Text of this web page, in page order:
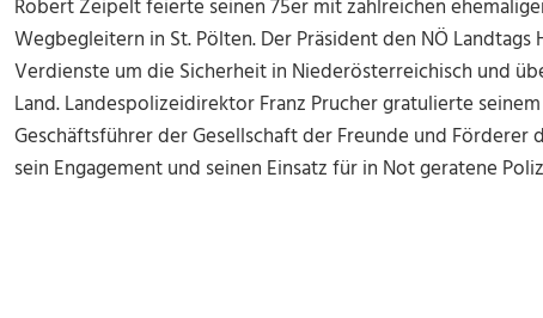
Robert Zeipelt feierte seinen 75er mit zahlreichen
Wegbegleitern in St. Pölten. Der Präsident den NÖ
Verdienste um die Sicherheit in Niederösterreichisch und
Land. Landespolizeidirektor Franz Prucher gratulierte
Geschäftsführer der Gesellschaft der Freunde und
sein Engagement und seinen Einsatz für in Not geratene